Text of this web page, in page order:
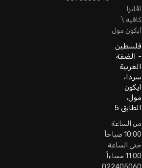
آڤانزا
كافيه \
أيكون مول
فلسطين
- الضفة
الغربية
سردا،
ايكون
مول،
الطابق 5
من الساعة
10:00 صباحاً
حتى الساعة
11:00 مساءاً